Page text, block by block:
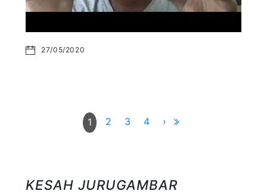
27/05/2020
1 2 3 4 ›
KESAH JURUGAMBAR